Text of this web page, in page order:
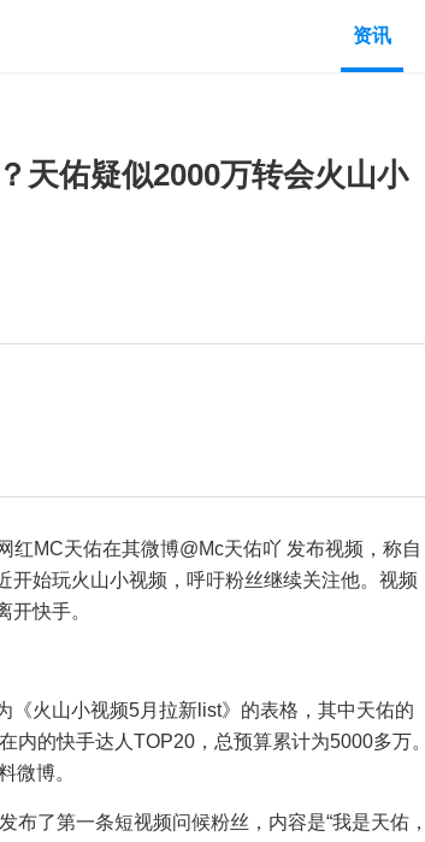
资讯
天佑疑似2000万转会火山小
MC天佑在其微博@Mc天佑吖 发布视频，称自
开始玩火山小视频，呼吁粉丝继续关注他。视频
快手。
《火山小视频5月拉新list》的表格，其中天佑的
的快手达人TOP20，总预算累计为5000多万。
微博。
了第一条短视频问候粉丝，内容是“我是天佑，